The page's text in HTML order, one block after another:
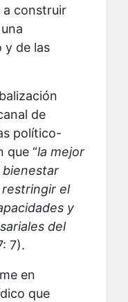
a construir
y de las
de
político-
que “la mejor
el
y
del
7).
en
que